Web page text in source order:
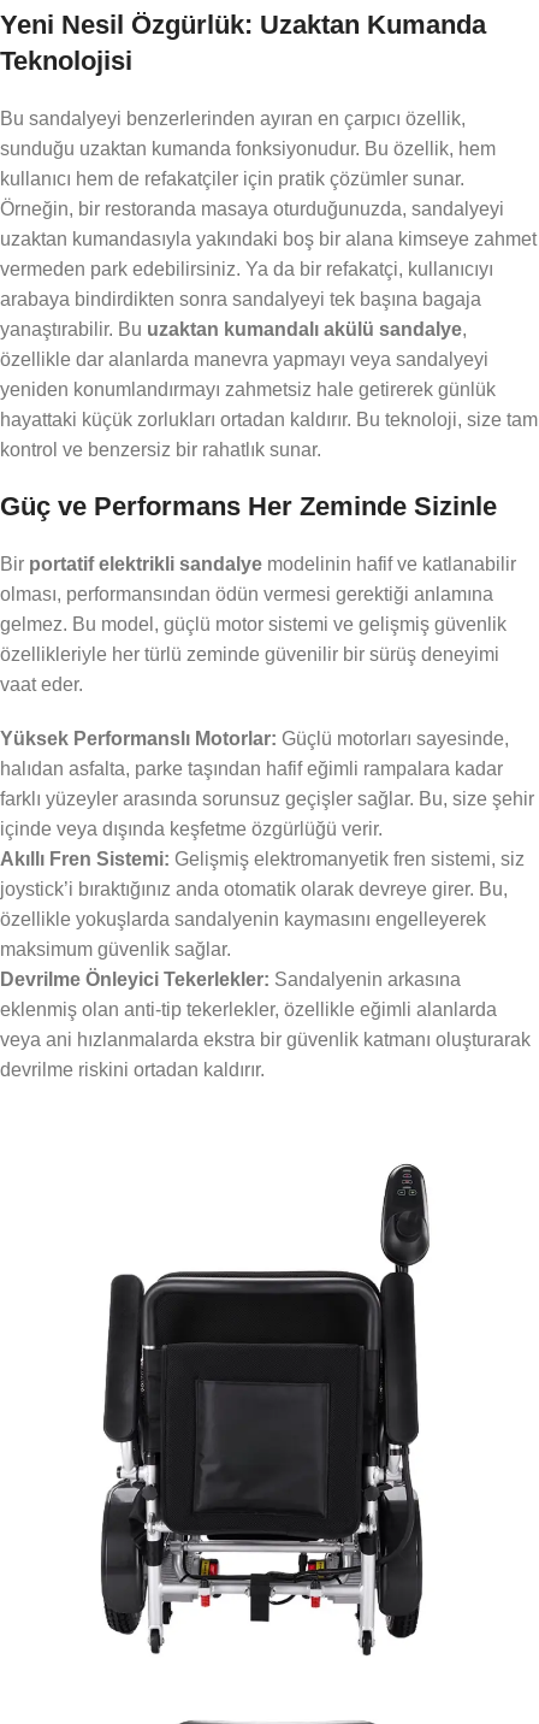
Yeni Nesil Özgürlük: Uzaktan Kumanda
Teknolojisi
Bu sandalyeyi benzerlerinden ayıran en çarpıcı özellik,
sunduğu uzaktan kumanda fonksiyonudur. Bu özellik, hem
kullanıcı hem de refakatçiler için pratik çözümler sunar.
Örneğin, bir restoranda masaya oturduğunuzda, sandalyeyi
uzaktan kumandasıyla yakındaki boş bir alana kimseye zahmet
vermeden park edebilirsiniz. Ya da bir refakatçi, kullanıcıyı
arabaya bindirdikten sonra sandalyeyi tek başına bagaja
yanaştırabilir. Bu uzaktan kumandalı akülü sandalye,
özellikle dar alanlarda manevra yapmayı veya sandalyeyi
yeniden konumlandırmayı zahmetsiz hale getirerek günlük
hayattaki küçük zorlukları ortadan kaldırır. Bu teknoloji, size tam
kontrol ve benzersiz bir rahatlık sunar.
Güç ve Performans Her Zeminde Sizinle
Bir portatif elektrikli sandalye modelinin hafif ve katlanabilir
olması, performansından ödün vermesi gerektiği anlamına
gelmez. Bu model, güçlü motor sistemi ve gelişmiş güvenlik
özellikleriyle her türlü zeminde güvenilir bir sürüş deneyimi
vaat eder.
Yüksek Performanslı Motorlar: Güçlü motorları sayesinde,
halıdan asfalta, parke taşından hafif eğimli rampalara kadar
farklı yüzeyler arasında sorunsuz geçişler sağlar. Bu, size şehir
içinde veya dışında keşfetme özgürlüğü verir.
Akıllı Fren Sistemi: Gelişmiş elektromanyetik fren sistemi, siz
joystick’i bıraktığınız anda otomatik olarak devreye girer. Bu,
özellikle yokuşlarda sandalyenin kaymasını engelleyerek
maksimum güvenlik sağlar.
Devrilme Önleyici Tekerlekler: Sandalyenin arkasına
eklenmiş olan anti-tip tekerlekler, özellikle eğimli alanlarda
veya ani hızlanmalarda ekstra bir güvenlik katmanı oluşturarak
devrilme riskini ortadan kaldırır.